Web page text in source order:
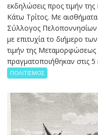
εκδηλώσεις προς τιμήν
Κάτω Τρίτος. Με
Σύλλογος
με επιτυχία το διήμερο
τιμήν της Μεταμορφώσεως
πραγματοποιήθηκαν στις 5
ΠΟΛΙΤΙΣΜΟΣ